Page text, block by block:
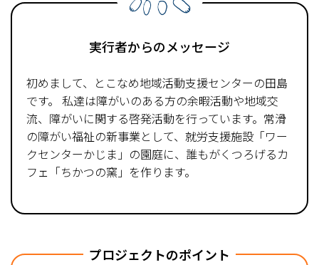
実行者からのメッセージ
初めまして、とこなめ地域活動支援センターの田島
です。 私達は障がいのある方の余暇活動や地域交
流、障がいに関する啓発活動を行っています。常滑
の障がい福祉の新事業として、就労支援施設「ワー
クセンターかじま」の園庭に、誰もがくつろげるカ
フェ「ちかつの窯」を作ります。
プロジェクトのポイント